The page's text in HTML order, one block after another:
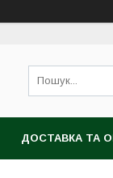
ДОСТАВКА ТА